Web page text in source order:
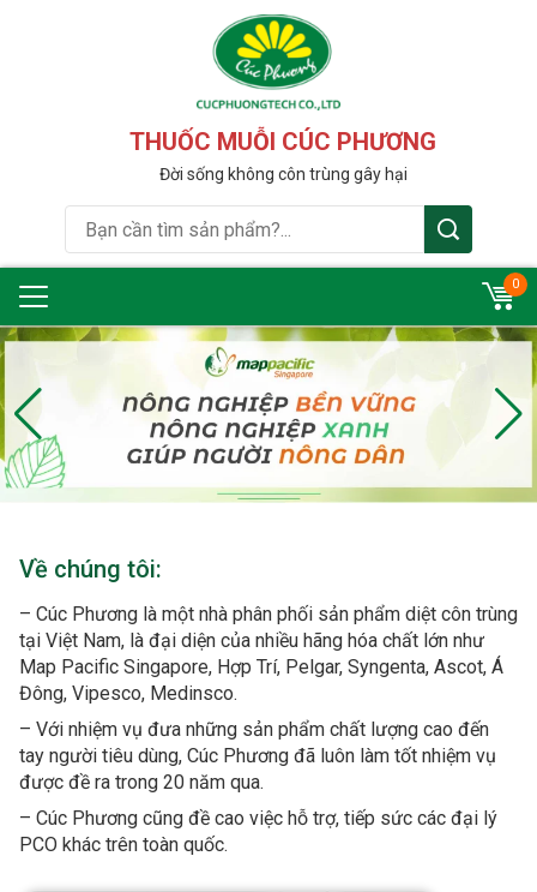
THUỐC MUỖI CÚC PHƯƠNG
Đời sống không côn trùng gây hại
0
Về chúng tôi:
– Cúc Phương là một nhà phân phối sản phẩm diệt côn trùng
tại Việt Nam, là đại diện của nhiều hãng hóa chất lớn như
Map Pacific Singapore, Hợp Trí, Pelgar, Syngenta, Ascot, Á
Đông, Vipesco, Medinsco.
– Với nhiệm vụ đưa những sản phẩm chất lượng cao đến
tay người tiêu dùng, Cúc Phương đã luôn làm tốt nhiệm vụ
được đề ra trong 20 năm qua.
– Cúc Phương cũng đề cao việc hỗ trợ, tiếp sức các đại lý
PCO khác trên toàn quốc.